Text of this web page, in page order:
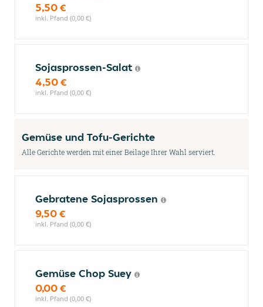
5,50 €
inkl. Pfand (0,00 €)
Sojasprossen-Salat
4,50 €
inkl. Pfand (0,00 €)
Gemüse und Tofu-Gerichte
Alle Gerichte werden mit einer Beilage Ihrer Wahl serviert.
Gebratene Sojasprossen
9,50 €
inkl. Pfand (0,00 €)
Gemüse Chop Suey
0,00 €
inkl. Pfand (0,00 €)